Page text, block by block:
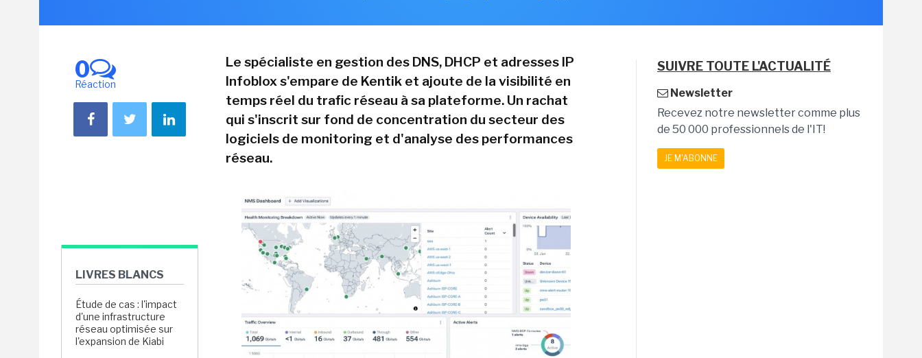
0
Réaction
LIVRES BLANCS
Étude de cas : l'impact
d'une infrastructure
réseau optimisée sur
l'expansion de Kiabi
Le spécialiste en gestion des DNS, DHCP et adresses IP
Infoblox s'empare de Kentik et ajoute de la visibilité en
temps réel du trafic réseau à sa plateforme. Un rachat
qui s'inscrit sur fond de concentration du secteur des
logiciels de monitoring et d'analyse des performances
réseau.
SUIVRE TOUTE L'ACTUALITÉ
Newsletter
Recevez notre newsletter comme plus
de 50 000 professionnels de l'IT!
JE M'ABONNE